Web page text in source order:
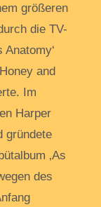
größeren
die TV-
Anatomy‘
and
Im
Harper
gründete
‚As
des